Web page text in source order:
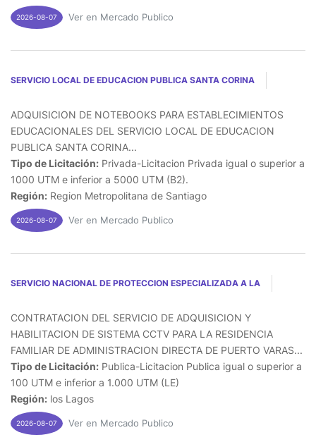
2026-08-07 Ver en Mercado Publico
SERVICIO LOCAL DE EDUCACION PUBLICA SANTA CORINA
ADQUISICION DE NOTEBOOKS PARA ESTABLECIMIENTOS
EDUCACIONALES DEL SERVICIO LOCAL DE EDUCACION
PUBLICA SANTA CORINA...
Tipo de Licitación: Privada-Licitacion Privada igual o superior a
1000 UTM e inferior a 5000 UTM (B2).
Región: Region Metropolitana de Santiago
2026-08-07 Ver en Mercado Publico
SERVICIO NACIONAL DE PROTECCION ESPECIALIZADA A LA
CONTRATACION DEL SERVICIO DE ADQUISICION Y
HABILITACION DE SISTEMA CCTV PARA LA RESIDENCIA
FAMILIAR DE ADMINISTRACION DIRECTA DE PUERTO VARAS...
Tipo de Licitación: Publica-Licitacion Publica igual o superior a
100 UTM e inferior a 1.000 UTM (LE)
Región: los Lagos
2026-08-07 Ver en Mercado Publico